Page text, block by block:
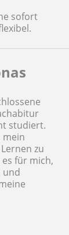
sofort
studiert.
mein
zu
für mich,
und